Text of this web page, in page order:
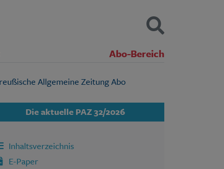
Abo-Bereich
Kontakt
Datenschutz
SUCHEN
Die aktuelle PAZ 32/2026
Inhaltsverzeichnis
E-Paper